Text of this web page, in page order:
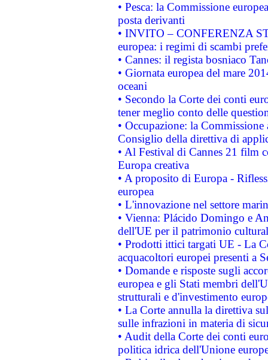
• Pesca: la Commissione
posta derivanti
• INVITO – CONFERENZA
europea: i regimi di scambi
• Cannes: il regista bosniaco
• Giornata europea del mare
oceani
• Secondo la Corte dei conti
tener meglio conto delle
• Occupazione: la
Consiglio della direttiva di
• Al Festival di Cannes 21 film
Europa creativa
• A proposito di Europa -
europea
• L'innovazione nel settore
• Vienna: Plácido Domingo e
dell'UE per il patrimonio
• Prodotti ittici targati UE - La
acquacoltori europei presenti a
• Domande e risposte sugli
europea e gli Stati membri
strutturali e d'investimento
• La Corte annulla la direttiva
sulle infrazioni in materia di
• Audit della Corte dei conti
politica idrica dell'Unione